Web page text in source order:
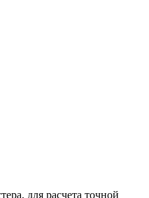
для расчета точной